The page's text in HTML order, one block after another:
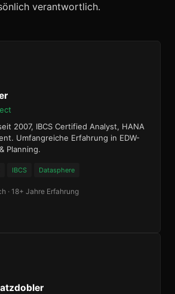
verantwortlich.
2007, IBCS Certified Analyst, HANA
Umfangreiche Erfahrung in EDW-
Planning.
IBCS Datasphere
· 18+ Jahre Erfahrung